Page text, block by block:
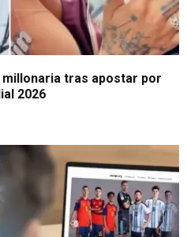
millonaria tras apostar por
2026